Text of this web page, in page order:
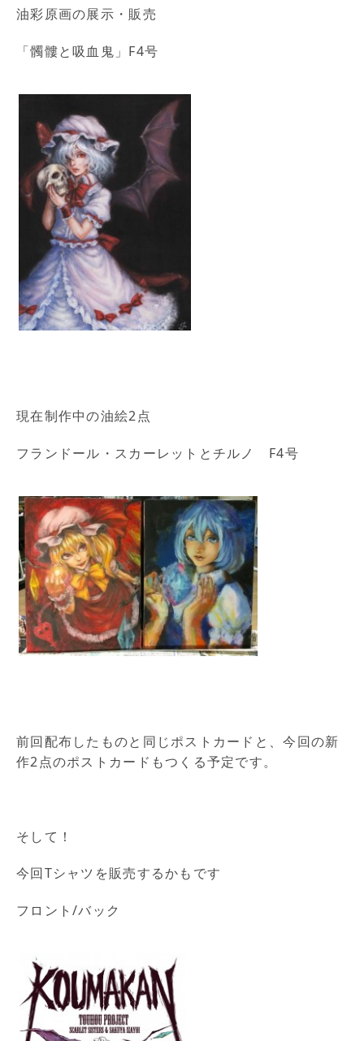
油彩原画の展示・販売
「髑髏と吸血鬼」F4号
現在制作中の油絵2点
フランドール・スカーレットとチルノ F4号
前回配布したものと同じポストカードと、今回の新
作2点のポストカードもつくる予定です。
そして！
今回Tシャツを販売するかもです
フロント/バック